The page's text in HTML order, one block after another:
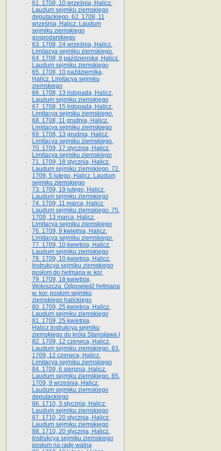
61. 1708, 10 września, Halicz.
Laudum sejmiku ziemskiego
deputackiego. 62. 1708, 11
września, Halicz. Laudum
sejmiku ziemskiego
gospodarskiego
63. 1708, 24 września, Halicz.
Limitacya sejmiku ziemskiego.
64. 1708, 9 października, Halicz.
Laudum sejmiku ziemskiego
65­. 1708, 10 października,
Halicz. Limitacya sejmiku
ziemskiego
66. 1708, 13 listopada, Halicz.
Laudum sejmiku ziemskiego
67. 1708, 15 listopada, Halicz.
Limitacya sejmiku ziemskiego.
68. 1708, 11 grudnia, Halicz.
Limitacya sejmiku ziemskiego
69. 1708, 13 grudnia, Halicz.
Limitacya sejmiku ziemskiego.
70. 1709, 17 stycznia, Halicz.
Limitacya sejmiku ziemskiego
71. 1709, 18 stycznia, Halicz.
Laudum sejmiku ziemskiego. 72.
1709, 5 lutego, Halicz. Laudum
sejmiku ziemskiego
73. 1709, 19 lutego, Halicz.
Laudum sejmiku ziemskiego
74. 1709, 11 marca, Halicz.
Laudum sejmiku ziemskiego. 75.
1709, 13 marca, Halicz.
Limitacya sejmiku ziemskiego
76. 1709, 9 kwietnia, Halicz.
Limitacya sejmiku ziemskiego.
77. 1709, 10 kwietnia, Halicz.
Laudum sejmiku ziemskiego
78. 1709, 10 kwietnia, Halicz.
Instrukcya sejmiku ziemskiego
posłom do hetmana w. kor.
79. 1709, 18 kwietnia,
Wołoszcza. Odpowiedź hetmana
w. kor. posłom sejmiku
ziemskiego halickiego
80. 1709, 25 kwietnia, Halicz.
Laudum sejmiku ziemskiego
81. 1709, 25 kwietnia,
Halicz.Instrukcya sejmiku
ziemskiego do króla Stanisława I
82. 1709, 12 czerwca, Halicz.
Laudum sejmiku ziemskiego. 83.
1709, 12 czerwca, Halicz.
Limitacya sejmiku ziemskiego
84. 1709, 6 sierpnia, Halicz.
Laudum sejmiku ziemskiego. 85.
1709, 9 września, Halicz.
Laudum sejmiku ziemskiego
deputackiego
86. 1710, 3 stycznia, Halicz.
Laudum sejmiku ziemskiego
87. 1710, 20 stycznia, Halicz.
Laudum sejmiku ziemskiego
88. 1710, 20 stycznia, Halicz.
Instrukcya sejmiku ziemskiego
posłom na radę walną